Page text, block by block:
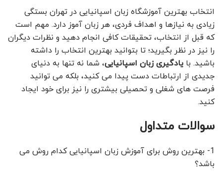
انتخاب بهترین آموزشگاه زبان اسپانیایی در تهران بستگی
زیادی به نیازها و اهداف فردی، هر زبان آموز دارد. مهم است
که قبل از انتخاب، تحقیقات کافی انجام دهید و نظرات دیگران
را نیز در نظر بگیرید؛ تا بتوانید بهترین انتخاب را داشته
باشید. با یادگیری زبان اسپانیایی، شما نه تنها به دنیای
جدیدی از ارتباطات دست پیدا می کنید، بلکه می توانید
فرصت های شغلی و تحصیلی بیشتری را نیز برای خود ایجاد
کنید.
سوالات متداول
1- بهترین روش برای آموزش زبان اسپانیایی کدام روش می
باشد؟